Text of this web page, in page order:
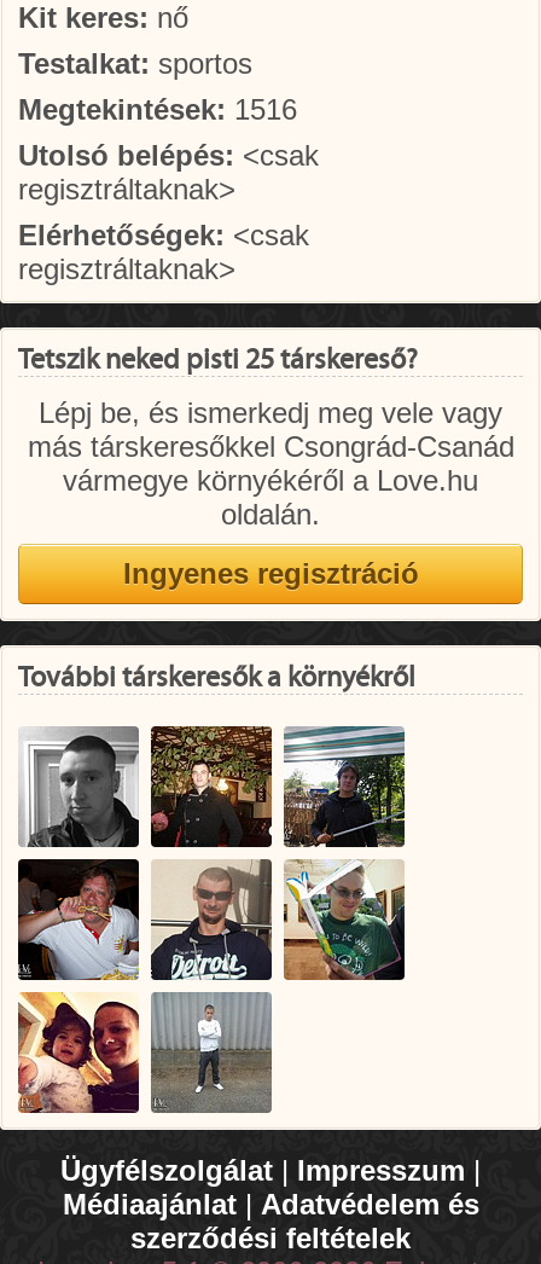
Kit keres: nő
Testalkat: sportos
Megtekintések: 1516
Utolsó belépés: <csak
regisztráltaknak>
Elérhetőségek: <csak
regisztráltaknak>
Tetszik neked pisti 25 társkereső?
Lépj be, és ismerkedj meg vele vagy
más társkeresőkkel Csongrád-Csanád
vármegye környékéről a Love.hu
oldalán.
További társkeresők a környékről
Ügyfélszolgálat | Impresszum |
Médiaajánlat| Adatvédelem és
szerződési feltételek